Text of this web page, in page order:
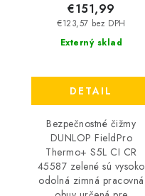
Externý sklad
€123,57 bez DPH
€151,99
DETAIL
Bezpečnostné čižmy
DUNLOP FieldPro
Thermo+ S5L CI CR
45587 zelené sú vysoko
odolná zimná pracovná